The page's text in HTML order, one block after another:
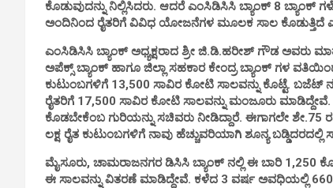
ಕೊಡುವುದನ್ನು ನಿಲ್ಲಿಸಿದರು. ಆದರೆ ಎಂಸಿಡಿಸಿಸಿ ಬ್ಯಾಂಕ್ 8 ಬ್ಯಾಂಕ್
ಅಂದಿನಿಂದ ರೈತರಿಗೆ ವಿವಿಧ ಯೋಜನೆಗಳ ಮೂಲಕ ಸಾಲ ಕೊಡುತ್ತಿದೆ
ಎಂಸಿಡಿಸಿಸಿ ಬ್ಯಾಂಕ್ ಅಧ್ಯಕ್ಷರಾದ ಶ್ರೀ ಜಿ.ಡಿ.ಹರೀಶ್ ಗೌಡ
ಅಪೆಕ್ಸ್ ಬ್ಯಾಂಕ್ ಹಾಗೂ ಜಿಲ್ಲಾ ಸಹಕಾರ ಕೇಂದ್ರ ಬ್ಯಾಂಕ್ ಗಳ
ಕುಟುಂಬಗಳಿಗೆ 13,500 ಸಾವಿರ ಕೋಟಿ ಸಾಲವನ್ನು ಕೊಟ್ಟೆ. ಬಜೆಟ್
ರೈತರಿಗೆ 17,500 ಸಾವಿರ ಕೋಟಿ ಸಾಲವನ್ನು ಮಂಜೂರು
ಕೊಡಬೇಕೆಂಬ ಗುರಿಯನ್ನು ಸಚಿವರು ನೀಡಿದ್ದಾರೆ. ಈಗಾಗಲೇ ಶೇ.75
ಲಕ್ಷ ರೈತ ಕುಟುಂಬಗಳಿಗೆ ನಾವು ಹೆಚ್ಚುವರಿಯಾಗಿ ಶೂನ್ಯ ಬಡ್ಡಿದರದಲ್ಲಿ
ಮೈಸೂರು, ಚಾಮರಾಜನಗರ ಡಿಸಿಸಿ ಬ್ಯಾಂಕ್ ನಲ್ಲಿ ಈ ಬಾರಿ 1,250
ಈ ಸಾಲವನ್ನು ವಿತರಣೆ ಮಾಡಿದ್ದೇವೆ. ಕಳೆದ 3 ವರ್ಷ ಅವಧಿಯಲ್ಲಿ